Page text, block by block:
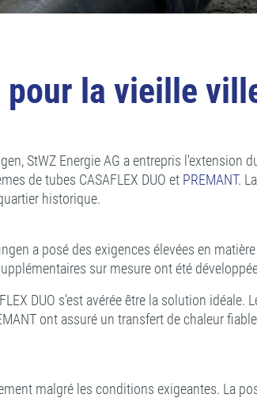
la vieille
StWZ Energie AG a entrepris l'extension
de tubes CASAFLEX DUO et PREMANT.
historique.
a posé des exigences élevées en
sur mesure ont été
DUO s'est avérée être la solution idéale.
ont assuré un transfert de chaleur
malgré les conditions exigeantes. La